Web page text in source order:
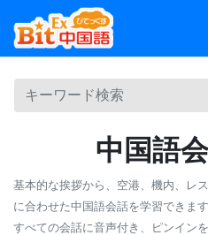
中国語
基本的な挨拶から、空港、機内、レ
に合わせた中国語会話を学習できます
すべての会話に音声付き、ピンイン